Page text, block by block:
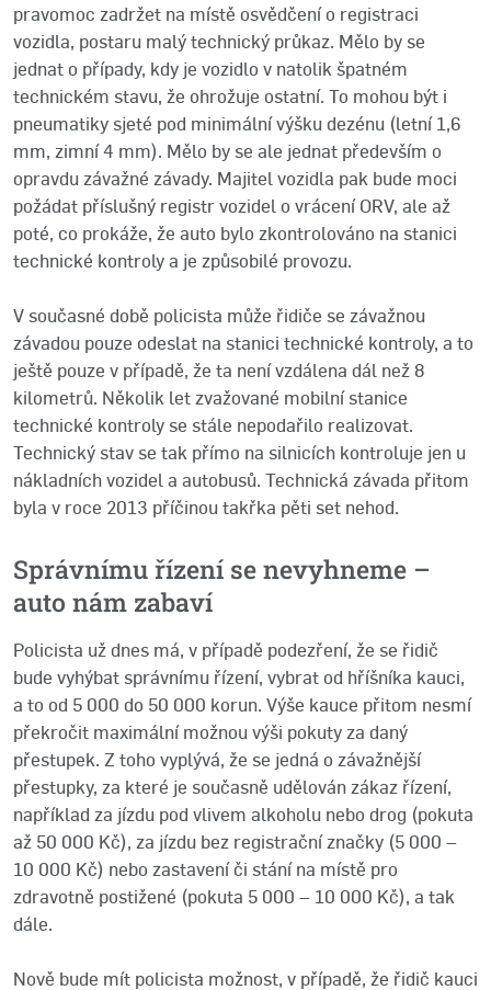
pravomoc zadržet na místě osvědčení o registraci
vozidla, postaru malý technický průkaz. Mělo by se
jednat o případy, kdy je vozidlo v natolik špatném
technickém stavu, že ohrožuje ostatní. To mohou být i
pneumatiky sjeté pod minimální výšku dezénu (letní 1,6
mm, zimní 4 mm). Mělo by se ale jednat především o
opravdu závažné závady. Majitel vozidla pak bude moci
požádat příslušný registr vozidel o vrácení ORV, ale až
poté, co prokáže, že auto bylo zkontrolováno na stanici
technické kontroly a je způsobilé provozu.
V současné době policista může řidiče se závažnou
závadou pouze odeslat na stanici technické kontroly, a to
ještě pouze v případě, že ta není vzdálena dál než 8
kilometrů. Několik let zvažované mobilní stanice
technické kontroly se stále nepodařilo realizovat.
Technický stav se tak přímo na silnicích kontroluje jen u
nákladních vozidel a autobusů. Technická závada přitom
byla v roce 2013 příčinou takřka pěti set nehod.
Správnímu řízení se nevyhneme –
auto nám zabaví
Policista už dnes má, v případě podezření, že se řidič
bude vyhýbat správnímu řízení, vybrat od hříšníka kauci,
a to od 5 000 do 50 000 korun. Výše kauce přitom nesmí
překročit maximální možnou výši pokuty za daný
přestupek. Z toho vyplývá, že se jedná o závažnější
přestupky, za které je současně udělován zákaz řízení,
například za jízdu pod vlivem alkoholu nebo drog (pokuta
až 50 000 Kč), za jízdu bez registrační značky (5 000 –
10 000 Kč) nebo zastavení či stání na místě pro
zdravotně postižené (pokuta 5 000 – 10 000 Kč), a tak
dále.
Nově bude mít policista možnost, v případě, že řidič kauci